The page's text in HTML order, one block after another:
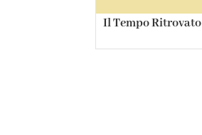
Il Tempo Ritrovato